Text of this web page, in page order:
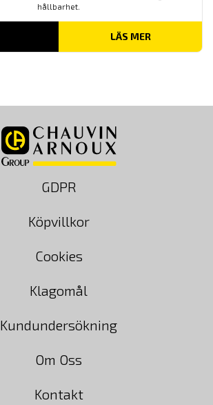
hållbarhet.
LÄS MER
GDPR
Köpvillkor
Cookies
Klagomål
Kundundersökning
Om Oss
Kontakt